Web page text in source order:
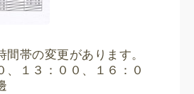
間帯の変更があります。
、１３：００、１６：０